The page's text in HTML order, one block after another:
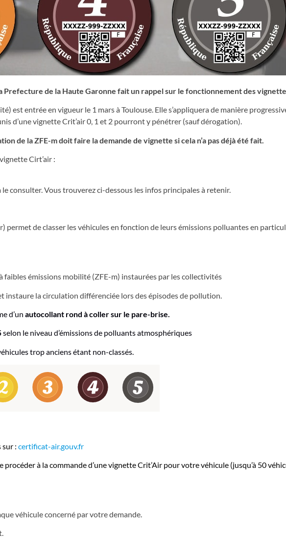
Prefecture de la Haute Garonne fait un rappel sur le fonctionnement des
est entrée en vigueur le 1 mars à Toulouse. Elle s’appliquera de manière
d’une vignette Crit’air 0, 1 et 2 pourront y pénétrer (sauf dérogation).
de la ZFE-m doit faire la demande de vignette si cela n’a pas déjà été fait.
Cirt’air :
consulter. Vous trouverez ci-dessous les infos principales à retenir.
permet de classer les véhicules en fonction de leurs émissions polluantes en
faibles émissions mobilité (ZFE-m) instaurées par les collectivités
instaure la circulation différenciée lors des épisodes de pollution.
d’un autocollant rond à coller sur le pare-brise.
selon le niveau d’émissions de polluants atmosphériques
trop anciens étant non-classés.
sur : certificat-air.gouv.fr
procéder à la commande d’une vignette Crit’Air pour votrevéhicule (jusqu’à 50
véhicule concerné par votre demande.